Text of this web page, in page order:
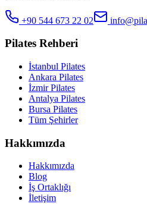
+90 544 673 22 02
Pilates Rehberi
İstanbul Pilates
Ankara Pilates
İzmir Pilates
Antalya Pilates
Bursa Pilates
Tüm Şehirler
Hakkımızda
Hakkımızda
Blog
İş Ortaklığı
İletişim